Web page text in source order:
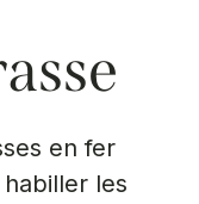
en fer
les